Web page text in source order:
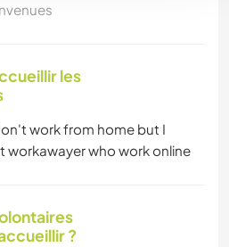
les
work from home but I
workawayer who work online
?